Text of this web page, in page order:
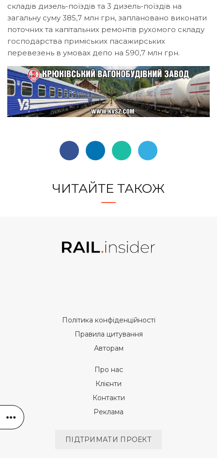
складів дизель-поїздів та 3 дизель-поїздів на
загальну суму 385,7 млн грн, заплановано виконати
поточних та капітальних ремонтів рухомого складу
господарства приміських пасажирських
перевезень в умовах депо на 590,7 млн грн.
ЧИТАЙТЕ ТАКОЖ
Політика конфіденційності
Правила цитування
Авторам
Про нас
Клієнти
Контакти
Реклама
ПІДТРИМАТИ ПРОЕКТ